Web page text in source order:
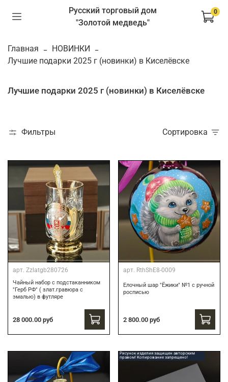
Русский торговый дом
"Золотой медведь"
0
Главная
НОВИНКИ
Лучшие подарки 2025 г (новинки) в Киселёвске
Лучшие подарки 2025 г (новинки) в Киселёвске
Фильтры Сортировка
арт. Zzlatgb280726
Чайный набор с подстаканником
"Герб РФ" ( злат.гравюра с
эмалью) в футляре
28 000.00 руб
арт. RthShE8-0009
Елочный шар "Ёжики" №1 с ручной
росписью
2 800.00 руб
Рисунок изделия защищен авторским
правом! Копирование запрещено!